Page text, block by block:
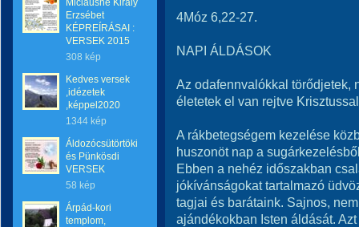
Miclausné Király
Erzsébet
KÉPREÍRÁSAI :
VERSEK 2015
308 kép
Kedves versek
,idézetek
,képpel2020
1344 kép
Áldozócsütörtöki
és Pünkösdi
VERSEK
58 kép
Árpád-kori
templom,
4Móz 6,22-27.
NAPI ÁLDÁSOK
Az odafennvalókkal törődjetek,
életetek el van rejtve
A rákbetegségem kezelése
huszonöt nap a
Ebben a nehéz időszakban
jókívánságokat tartalmazó
tagjai és barátaink. Sajnos,
ajándékokban Isten áldását.